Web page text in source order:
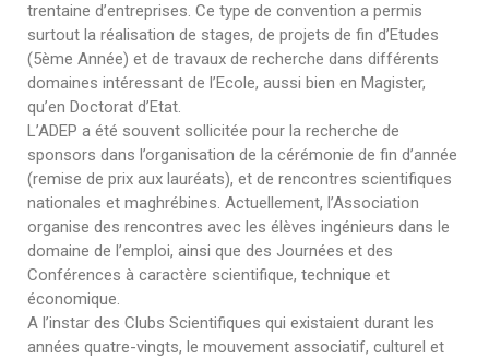
trentaine d’entreprises. Ce type de convention a permis
surtout la réalisation de stages, de projets de fin d’Etudes
(5ème Année) et de travaux de recherche dans différents
domaines intéressant de l’Ecole, aussi bien en Magister,
qu’en Doctorat d’Etat.
L’ADEP a été souvent sollicitée pour la recherche de
sponsors dans l’organisation de la cérémonie de fin d’année
(remise de prix aux lauréats), et de rencontres scientifiques
nationales et maghrébines. Actuellement, l’Association
organise des rencontres avec les élèves ingénieurs dans le
domaine de l’emploi, ainsi que des Journées et des
Conférences à caractère scientifique, technique et
économique.
A l’instar des Clubs Scientifiques qui existaient durant les
années quatre-vingts, le mouvement associatif, culturel et